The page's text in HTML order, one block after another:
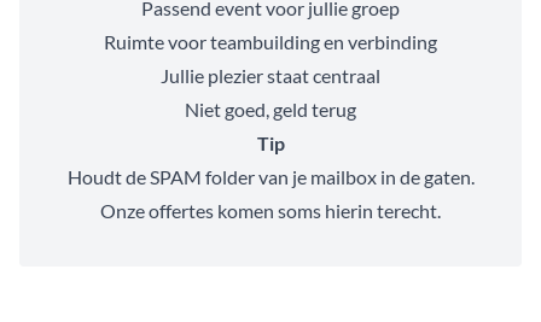
Passend event voor jullie groep
Ruimte voor teambuilding en verbinding
Jullie plezier staat centraal
Niet goed, geld terug
Tip
Houdt de SPAM folder van je mailbox in de gaten.
Onze offertes komen soms hierin terecht.